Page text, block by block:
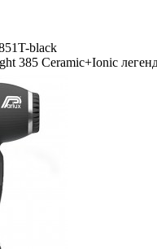
black
385 Ceramic+Ionic